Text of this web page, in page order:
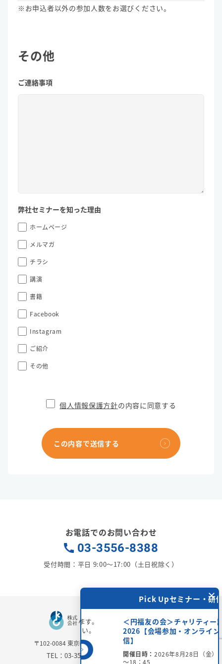
×
をお手伝いします。
合わせください。
→
Pick Upセミナー・研修
＜円福友の会＞チャリティー講演会
2026【会場参加・オンライン配
開催日時：
2026年8月28日（金）15：00
※お申込者以外の参加人数をお選びください。
その他
ご連絡事項
弊社セミナーを知った理由
ホームページ
メルマガ
チラシ
講演
書籍
Facebook
Instagram
ご紹介
その他
個人情報保護方針の内容に同意する
この内容で送信する
お電話でのお問い合わせ
03-3556-8388
受付時間：平日 9:00〜17:00（土日祝除く）
〒102-0084東京都千代田区二番町6-3 二番町三協ビル3Ｆ
TEL：03-3556-8388 / FAX：03-3556-8389